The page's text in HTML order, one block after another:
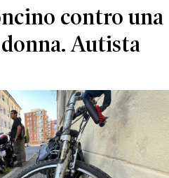
contro una
Autista